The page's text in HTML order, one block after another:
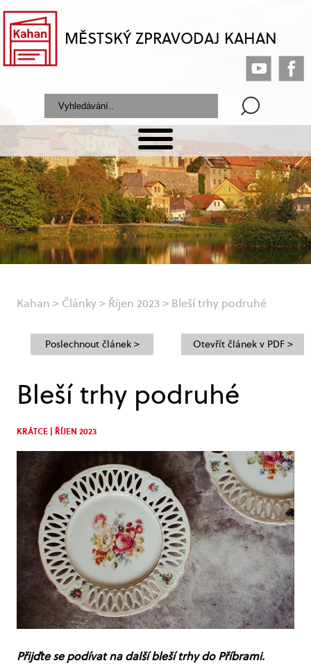
MĚSTSKÝ ZPRAVODAJ KAHAN
Kahan > Články> Říjen 2023> Bleší trhy podruhé
Bleší trhy podruhé
KRÁTCE | ŘÍJEN 2023
Přijďte se podívat na další bleší trhy do Příbrami.
Poslechnout článek > Otevřít článek v PDF >